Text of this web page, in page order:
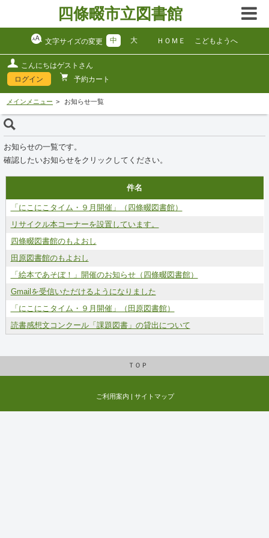
四條畷市立図書館
文字サイズの変更 中 大 ＨＯＭＥ こどもようへ
こんにちはゲストさん
ログイン
予約カート
メインメニュー お知らせ一覧
お知らせの一覧です。
確認したいお知らせをクリックしてください。
件名
「にこにこタイム・９月開催」（四條畷図書館）
リサイクル本コーナーを設置しています。
四條畷図書館のもよおし
田原図書館のもよおし
「絵本であそぼ！」開催のお知らせ（四條畷図書館）
Gmailを受信いただけるようになりました
「にこにこタイム・９月開催」（田原図書館）
読書感想文コンクール「課題図書」の貸出について
ＴＯＰ
ご利用案内 サイトマップ